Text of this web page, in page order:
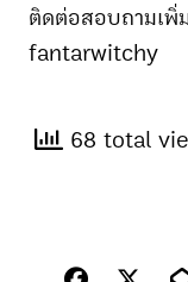
ติดต่อสอบถามเ
fantarwitchy
68 total